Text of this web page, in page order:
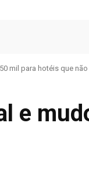
mil para hotéis que
e